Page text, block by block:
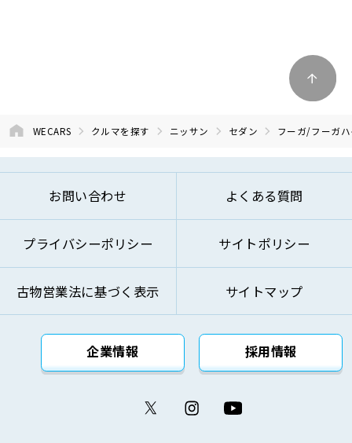
WECARS クルマを探す ニッサン セダン フーガ/フーガ
お問い合わせ よくある質問
プライバシーポリシー サイトポリシー
古物営業法に基づく表示 サイトマップ
企業情報 採用情報